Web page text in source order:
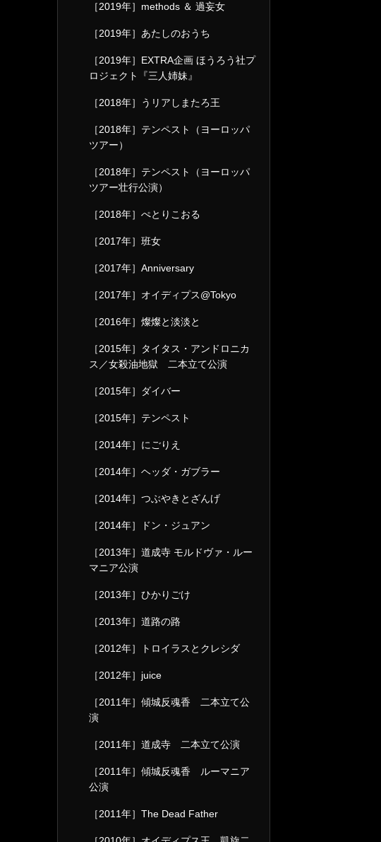
［2019年］methods ＆ 過妄女
［2019年］あたしのおうち
［2019年］EXTRA企画 ほうろう社プ
ロジェクト『三人姉妹』
［2018年］うリアしまたろ王
［2018年］テンペスト（ヨーロッパ
ツアー）
［2018年］テンペスト（ヨーロッパ
ツアー壮行公演）
［2018年］ぺとりこおる
［2017年］班女
［2017年］Anniversary
［2017年］オイディプス@Tokyo
［2016年］燦燦と淡淡と
［2015年］タイタス・アンドロニカ
ス／女殺油地獄 二本立て公演
［2015年］ダイバー
［2015年］テンペスト
［2014年］にごりえ
［2014年］ヘッダ・ガブラー
［2014年］つぶやきとざんげ
［2014年］ドン・ジュアン
［2013年］道成寺 モルドヴァ・ルー
マニア公演
［2013年］ひかりごけ
［2013年］道路の路
［2012年］トロイラスとクレシダ
［2012年］juice
［2011年］傾城反魂香 二本立て公
演
［2011年］道成寺 二本立て公演
［2011年］傾城反魂香 ルーマニア
公演
［2011年］The Dead Father